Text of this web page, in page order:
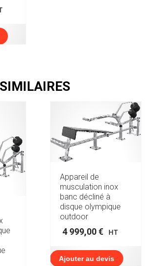
Appareil de
musculation inox
banc décliné à
disque olympique
outdoor
4 999,00€ HT
Ajouter au devis